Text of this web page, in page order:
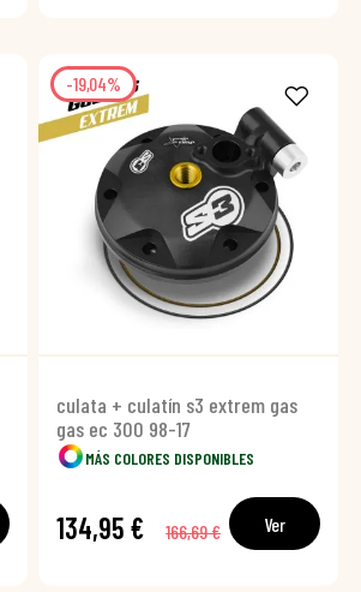
-19,04%
culata + culatín s3 extrem gas
gas ec 300 98-17
MÁS COLORES DISPONIBLES
134,95 € 166,69 € Ver